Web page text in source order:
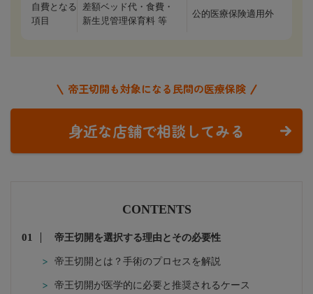
自費となる
項目
差額ベッド代・食費・
新生児管理保育料 等
公的医療保険適用外
帝王切開も対象になる民間の医療保険
身近な店舗で相談してみる
CONTENTS
帝王切開を選択する理由とその必要性
帝王切開とは？手術のプロセスを解説
帝王切開が医学的に必要と推奨されるケース